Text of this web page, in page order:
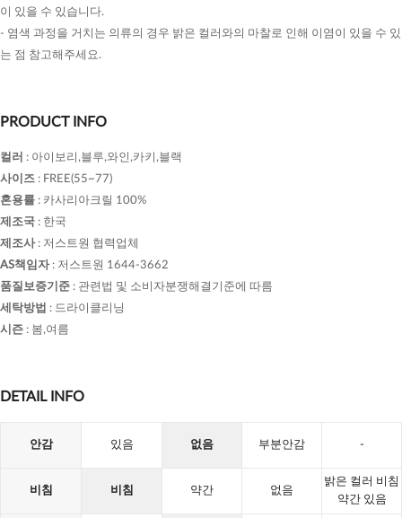
이 있을 수 있습니다.
- 염색 과정을 거치는 의류의 경우 밝은 컬러와의 마찰로 인해 이염이 있을 수 있
는 점 참고해주세요.
PRODUCT INFO
컬러 : 아이보리,블루,와인,카키,블랙
사이즈 : FREE(55~77)
혼용률 : 카사리아크릴 100%
제조국 : 한국
제조사: 저스트원 협력업체
AS책임자: 저스트원 1644-3662
품질보증기준 : 관련법 및 소비자분쟁해결기준에 따름
세탁방법 : 드라이클리닝
시즌 : 봄,여름
DETAIL INFO
안감 있음 없음 부분안감 -
비침 비침 약간 없음
밝은 컬러 비침
약간 있음